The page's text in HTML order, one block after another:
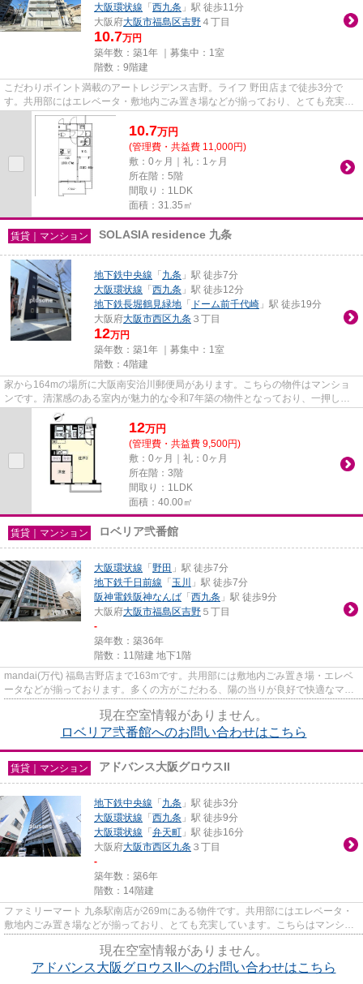
大阪環状線 「 西九条 」駅 徒歩11分
大阪府大阪市福島区吉野 ４丁目
10.7万円
築年数：築1年 ｜募集中： 1室
階数：9階建
こだわりポイント満載のアートレジデンス吉野。ライフ 野田店まで徒歩3分で
す。共用部にはエレベータ・敷地内ごみ置き場などが揃っており、とても充実し
ています。クレジットカードで...
10.7万円
(管理費・共益費 11,000円)
敷：0ヶ月｜礼：1ヶ月
所在階：5階
間取り：1LDK
面積：31.35㎡
賃貸｜マンション SOLASIA residence 九条
地下鉄中央線 「 九条 」駅 徒歩7分
大阪環状線 「 西九条 」駅 徒歩12分
地下鉄長堀鶴見緑地 「 ドーム前千代崎 」駅 徒歩19分
大阪府大阪市西区九条 ３丁目
12万円
築年数：築1年 ｜募集中： 1室
階数：4階建
家から164mの場所に大阪南安治川郵便局があります。こちらの物件はマンショ
ンです。清潔感のある室内が魅力的な令和7年築の物件となっており、一押しで
す。高いニーズのある、駅徒歩7...
12万円
(管理費・共益費 9,500円)
敷：0ヶ月｜礼：0ヶ月
所在階：3階
間取り：1LDK
面積：40.00㎡
賃貸｜マンション ロベリア弐番館
大阪環状線 「 野田 」駅 徒歩7分
地下鉄千日前線 「 玉川
」駅 徒歩7分
阪神電鉄阪神なんば 「 西九条 」駅 徒歩9分
大阪府大阪市福島区吉野 ５丁目
-
築年数：築36年
階数：11階建 地下1階
mandai(万代) 福島吉野店まで163mです。共用部には敷地内ごみ置き場・エレベ
ータなどが揃っております。多くの方がこだわる、陽の当りが良好で快適なマン
現在空室情報がありません。
ロベリア弐番館へのお問い合わせはこちら
賃貸｜マンション アドバンス大阪グロウスII
地下鉄中央線 「 九条 」駅 徒歩3分
大阪環状線 「 西九条 」駅 徒歩9分
大阪環状線 「 弁天町 」駅 徒歩16分
大阪府大阪市西区九条 ３丁目
-
築年数：築6年
階数：14階建
ファミリーマート 九条駅南店が269mにある物件です。共用部にはエレベータ・
敷地内ごみ置き場などが揃っており、とても充実しています。こちらはマンショ
現在空室情報がありません。
アドバンス大阪グロウスIIへのお問い合わせはこちら